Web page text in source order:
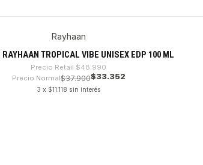
Rayhaan
RAYHAAN TROPICAL VIBE UNISEX EDP 100 ML
Precio Retail $48.990
Precio Normal$37.900$33.352
3 x $11.118 sin interés